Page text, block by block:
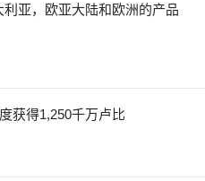
亚，欧亚大陆和欧洲的产品
获得1,250千万卢比